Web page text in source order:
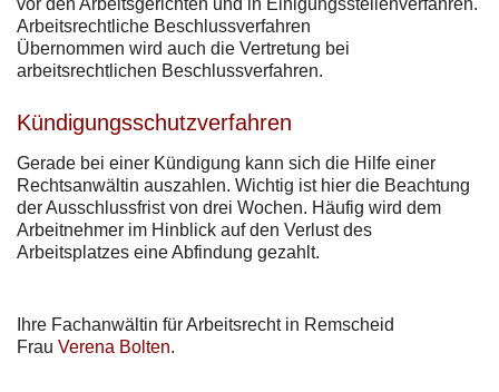
Arbeitsrechtliche Beschlussverfahren
Übernommen wird auch die Vertretung bei
arbeitsrechtlichen Beschlussverfahren.
Kündigungsschutzverfahren
Gerade bei einer Kündigung kann sich die Hilfe einer
Rechtsanwältin auszahlen. Wichtig ist hier die Beachtung
der Ausschlussfrist von drei Wochen. Häufig wird dem
Arbeitnehmer im Hinblick auf den Verlust des
Arbeitsplatzes eine Abfindung gezahlt.
Ihre Fachanwältin für Arbeitsrecht in Remscheid
Frau Verena Bolten.